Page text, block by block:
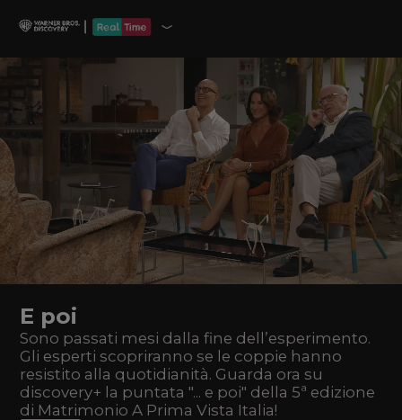
E poi
Sono passati mesi dalla fine dell’esperimento.
Gli esperti scopriranno se le coppie hanno
resistito alla quotidianità. Guarda ora su
discovery+ la puntata "... e poi" della 5ª edizione
di Matrimonio A Prima Vista Italia!